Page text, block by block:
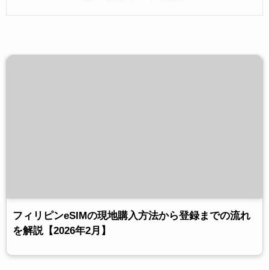
フィリピンeSIMの現地購入方法から登録までの流れ
を解説【2026年2月】